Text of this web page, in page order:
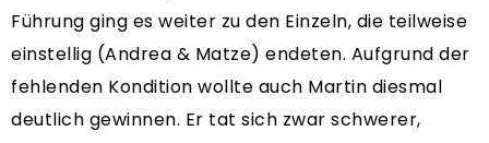
Führung ging es weiter zu den Einzeln, die teilweise
einstellig (Andrea & Matze) endeten. Aufgrund der
fehlenden Kondition wollte auch Martin diesmal
deutlich gewinnen. Er tat sich zwar schwerer,